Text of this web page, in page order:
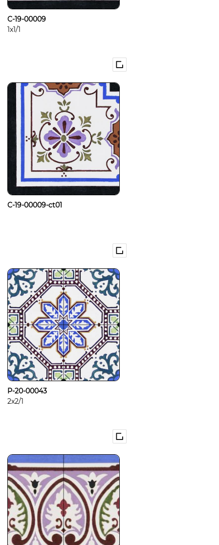
C-19-00009
1x1/1
C-19-00009-ct01
P-20-00043
2x2/1